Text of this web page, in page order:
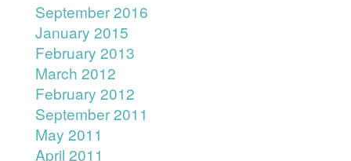
September 2016
January 2015
February 2013
March 2012
February 2012
September 2011
May 2011
April 2011